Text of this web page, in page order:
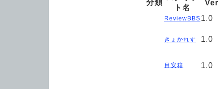
分類
ト名
Ver
ReviewBBS 1.0
きょかれす 1.0
目安箱 1.0